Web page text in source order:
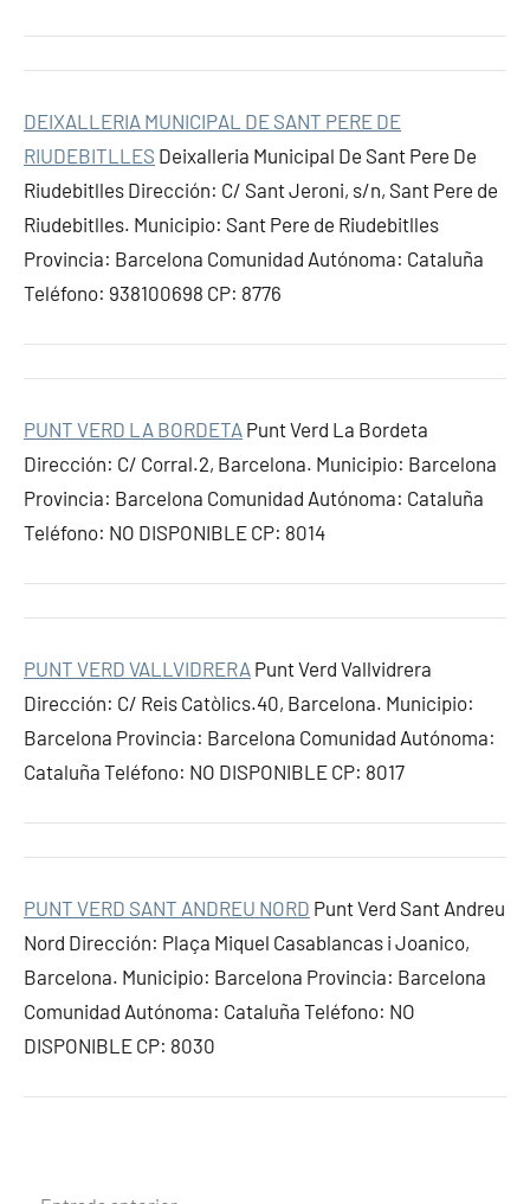
DEIXALLERIA MUNICIPAL DE SANT PERE DE
RIUDEBITLLES Deixalleria Municipal De Sant Pere De
Riudebitlles Dirección: C/ Sant Jeroni, s/n, Sant Pere de
Riudebitlles. Municipio: Sant Pere de Riudebitlles
Provincia: Barcelona Comunidad Autónoma: Cataluña
Teléfono: 938100698 CP: 8776
PUNT VERD LA BORDETA Punt Verd La Bordeta
Dirección: C/ Corral.2, Barcelona. Municipio: Barcelona
Provincia: Barcelona Comunidad Autónoma: Cataluña
Teléfono: NO DISPONIBLE CP: 8014
PUNT VERD VALLVIDRERA Punt Verd Vallvidrera
Dirección: C/ Reis Catòlics.40, Barcelona. Municipio:
Barcelona Provincia: Barcelona Comunidad Autónoma:
Cataluña Teléfono: NO DISPONIBLE CP: 8017
PUNT VERD SANT ANDREU NORD Punt Verd Sant Andreu
Nord Dirección: Plaça Miquel Casablancas i Joanico,
Barcelona. Municipio: Barcelona Provincia: Barcelona
Comunidad Autónoma: Cataluña Teléfono: NO
DISPONIBLE CP: 8030